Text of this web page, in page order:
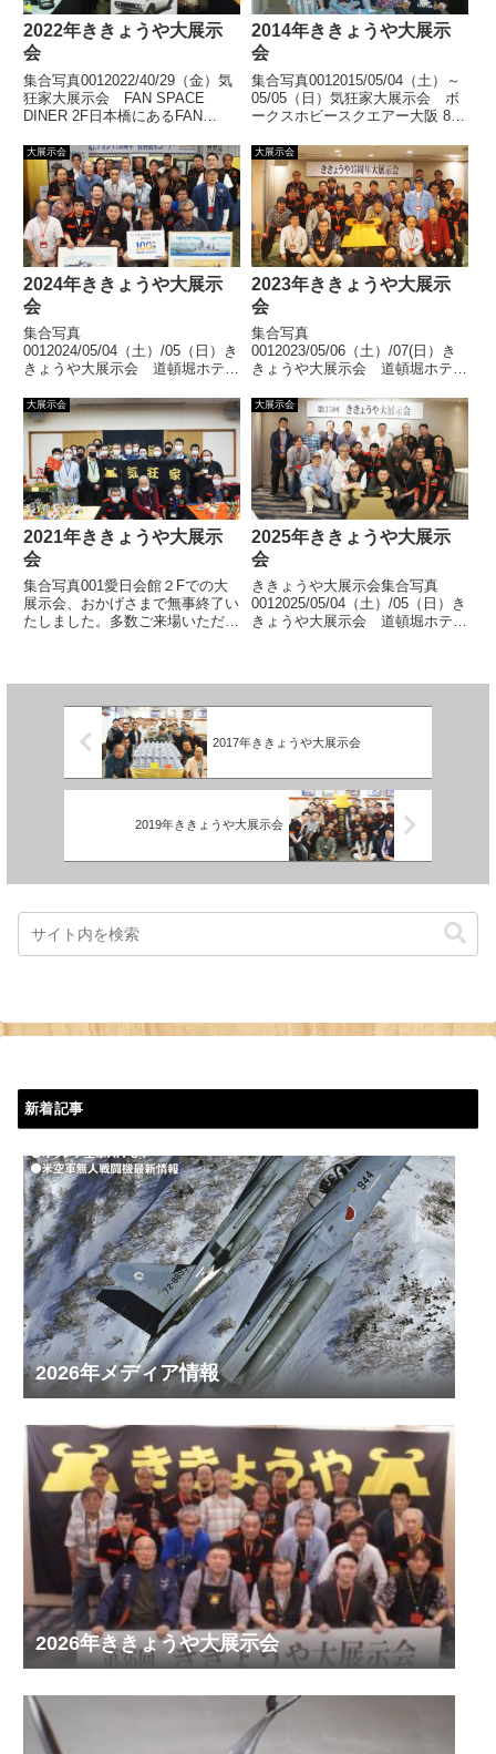
2022年ききょうや大展示
会
集合写真0012022/40/29（金）気
狂家大展示会 FAN SPACE
DINER 2F日本橋にあるFAN
会、おかげさまで無事終了いたし
ました。多数ご来場いただきまし
てありがとうございました。展
示... 【続きを読む】
2014年ききょうや大展示
会
集合写真0012015/05/04（土）～
05/05（日）気狂家大展示会 ボ
ークスホビースクエアー大阪 8Ｆ
スクエアー大阪での大展示会、お
かげさまで無事終了いたしまし
た。多数ご来場いただきましてあ
りがとうござい... 【続きを読
む】
大展示会
2024年ききょうや大展示
会
集合写真
0012024/05/04（土）/05（日）き
きょうや大展示会 道頓堀ホテル
を開催いたしました。おかげさま
で無事終了いたしました。多数ご
来場いただきまして誠にありがと
うございました。展示風景/激安
市風景... 【続きを読む】
大展示会
2023年ききょうや大展示
会
集合写真
0012023/05/06（土）/07(日）き
きょうや大展示会 道頓堀ホテル
会を開催いたしました。おかげさ
まで無事終了いたしました。多数
ご来場いただきまして誠にありが
とうございました。展示風景/激
安市風... 【続きを読む】
大展示会
2021年ききょうや大展示
会
集合写真001愛日会館２Fでの大
展示会、おかげさまで無事終了い
たしました。多数ご来場いただき
大展示会
2025年ききょうや大展示
会
ききょうや大展示会集合写真
0012025/05/04（土）/05（日）き
きょうや大展示会 道頓堀ホテル
ご協力いただきまし... 【続き
2017年ききょうや大展示会
2019年ききょうや大展示会
新着記事
2026年メディア情報
2026年ききょうや大展示会